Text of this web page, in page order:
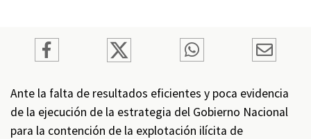
Ante la falta de resultados eficientes y poca evidencia
de la ejecución de la estrategia del Gobierno Nacional
para la contención de la explotación ilícita de